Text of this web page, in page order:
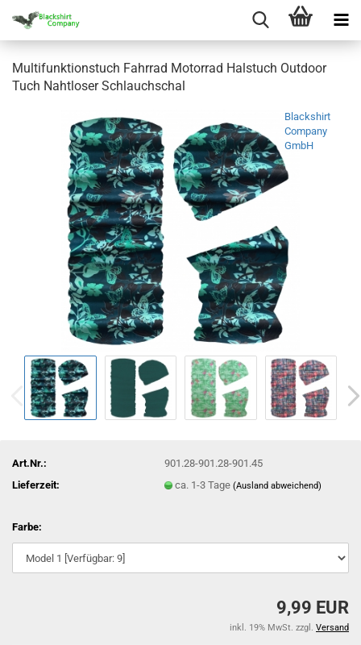
Multifunktionstuch Fahrrad Motorrad Halstuch Outdoor
Tuch Nahtloser Schlauchschal
Blackshirt
Company
GmbH
Art.Nr.:
901.28-901.28-901.45
Lieferzeit:
ca. 1-3 Tage(Ausland abweichend)
Farbe:
9,99 EUR
inkl. 19% MwSt. zzgl. Versand